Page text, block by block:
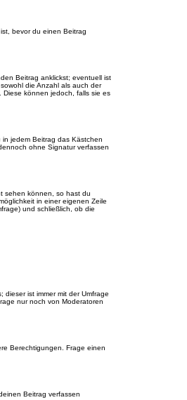
bevor du einen Beitrag
Beitrag anklickst; eventuell ist
die Anzahl als auch der
können jedoch, falls sie es
jedem Beitrag das Kästchen
ohne Signatur verfassen
sehen können, so hast du
in einer eigenen Zeile
und schließlich, ob die
ist immer mit der Umfrage
nur noch von Moderatoren
Berechtigungen. Frage einen
Beitrag verfassen